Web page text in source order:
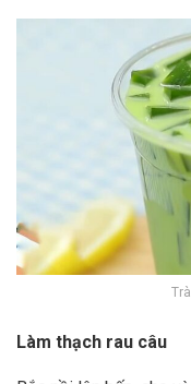
Làm thạch rau câu